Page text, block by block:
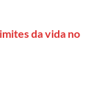
da vida no